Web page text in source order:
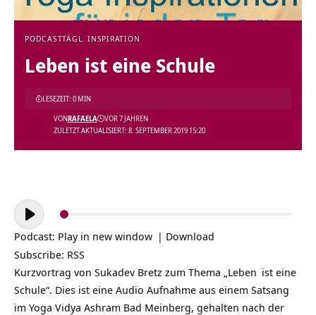
PODCASTTÄGL. INSPIRATION
Leben ist eine Schule
ZULETZT AKTUALISIERT: 8. SEPTEMBER 2019 15:20
VONRAFAELA VOR 7 JAHREN
LESEZEIT: 0 MIN
Audio-
Player
Podcast: Play in new window | Download
Subscribe: RSS
Kurzvortrag von Sukadev Bretz zum Thema „Leben ist eine
Schule“. Dies ist eine Audio Aufnahme aus einem Satsang
im Yoga Vidya Ashram Bad Meinberg, gehalten nach der